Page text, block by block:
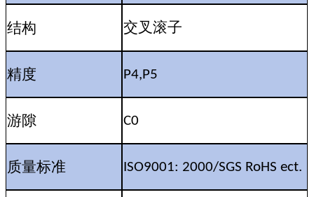
结构 交叉滚子
精度 P4,P5
游隙 C0
质量标准 ISO9001: 2000/SGS RoHS ect.